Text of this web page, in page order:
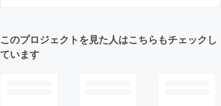
このプロジェクトを見た人はこちらもチェックし
ています